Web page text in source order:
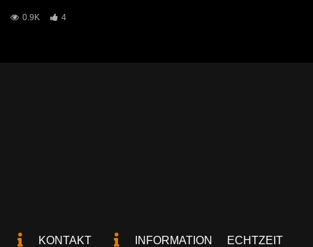
0.9K 4
KONTAKT INFORMATION ECHTZEIT